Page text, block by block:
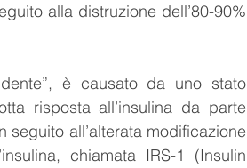
alla distruzione dell’80-90%
è causato da uno stato
risposta all’insulina da parte
all’alterata modificazione
chiamata IRS-1 (Insulin